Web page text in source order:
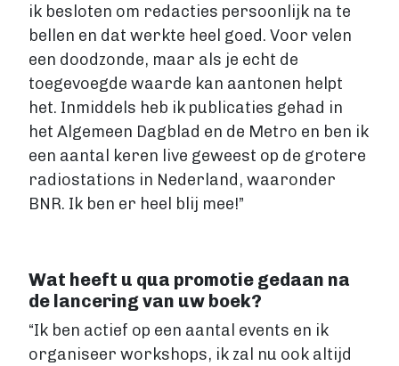
ik besloten om redacties persoonlijk na te
bellen en dat werkte heel goed. Voor velen
een doodzonde, maar als je echt de
toegevoegde waarde kan aantonen helpt
het. Inmiddels heb ik publicaties gehad in
het Algemeen Dagblad en de Metro en ben ik
een aantal keren live geweest op de grotere
radiostations in Nederland, waaronder
BNR. Ik ben er heel blij mee!”
Wat heeft u qua promotie gedaan na
de lancering van uw boek?
“Ik ben actief op een aantal events en ik
organiseer workshops, ik zal nu ook altijd